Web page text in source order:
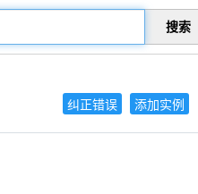
搜索
纠正错误 添加实例